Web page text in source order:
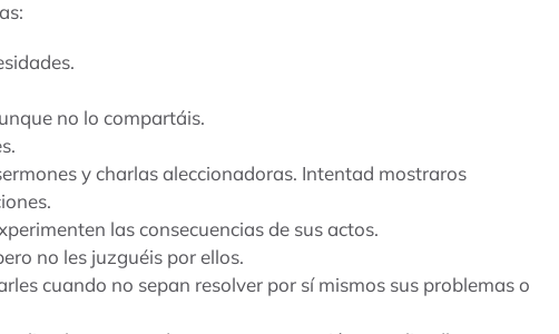
no lo compartáis.
y charlas aleccionadoras. Intentad mostraros
las consecuencias de sus actos.
no les juzguéis por ellos.
cuando no sepan resolver por sí mismos sus problemas o